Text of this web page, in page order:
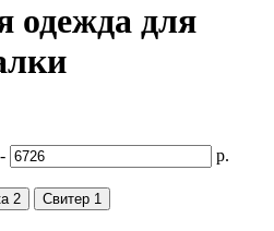
одежда для
-
р.
2 Свитер 1